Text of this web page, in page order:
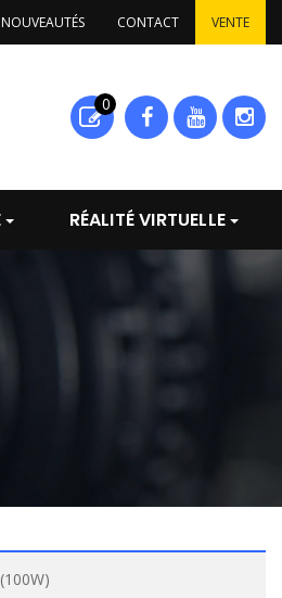
NOUVEAUTÉS CONTACT VENTE
0
RÉALITÉ VIRTUELLE